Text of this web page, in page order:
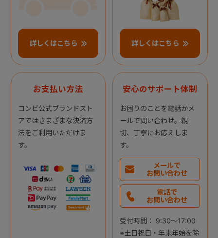
詳しくはこちら 詳しくはこちら
お支払い方法
コンビ公式ブランドスト
アではさまざまな決済方
法をご利用いただけま
す。
安心のサポート体制
お困りのことを電話かメ
ールで問い合わせ。親
切、丁寧にお応えしま
す。
メールで
お問い合わせ
電話で
お問い合わせ
受付時間： 9:30～17:00
※土日祝日・年末年始を除